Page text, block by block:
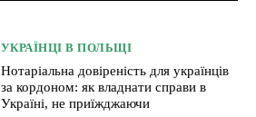
УКРАЇНЦІ В ПОЛЬЩІ
Нотаріальна довіреність для українців
за кордоном: як владнати справи в
Україні, не приїжджаючи